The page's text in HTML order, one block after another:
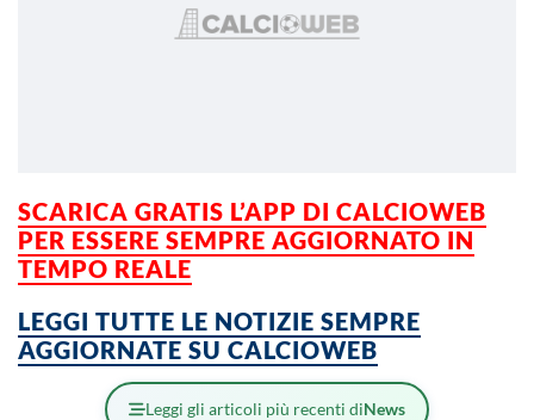
SCARICA GRATIS L’APP DI CALCIOWEB
PER ESSERE SEMPRE AGGIORNATO IN
TEMPO REALE
LEGGI TUTTE LE NOTIZIE SEMPRE
AGGIORNATE SU CALCIOWEB
Leggi gli articoli più recenti diNews